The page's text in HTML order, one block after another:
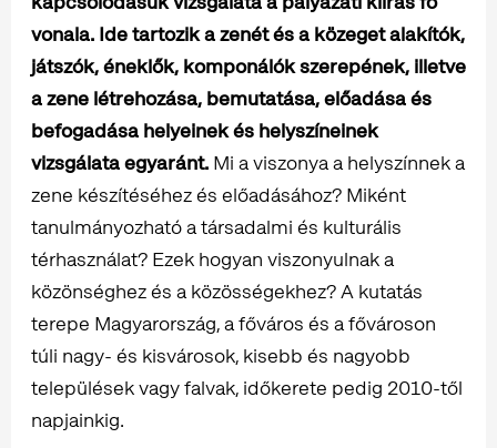
vonala. Ide tartozik a zenét és a közeget alakítók,
játszók, éneklők, komponálók szerepének, illetve
a zene létrehozása, bemutatása, előadása és
befogadása helyeinek és helyszíneinek
vizsgálata egyaránt. Mi a viszonya a helyszínnek a
zene készítéséhez és előadásához? Miként
tanulmányozható a társadalmi és kulturális
térhasználat? Ezek hogyan viszonyulnak a
közönséghez és a közösségekhez? A kutatás
terepe Magyarország, a főváros és a fővároson
túli nagy- és kisvárosok, kisebb és nagyobb
települések vagy falvak, időkerete pedig 2010-től
napjainkig.